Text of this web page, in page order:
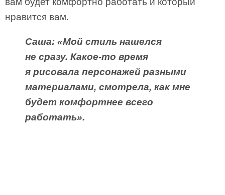
нравится вам.
Саша: «Мой стиль нашелся
не сразу. Какое-то время
я рисовала персонажей разными
материалами, смотрела, как мне
будет комфортнее всего
работать».